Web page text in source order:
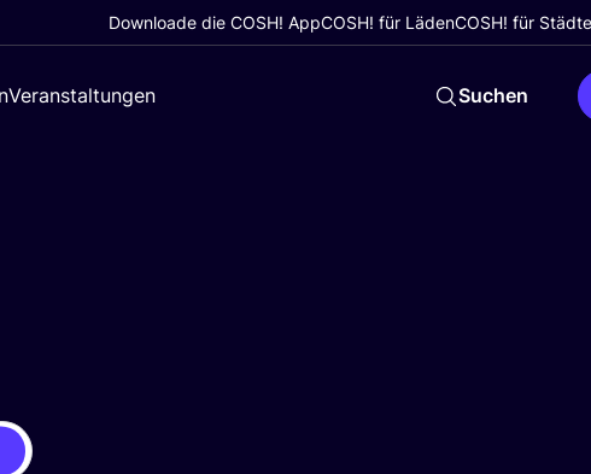
Downloade die COSH! AppCOSH! für LädenCOSH! für Städte
Veranstaltungen Suchen